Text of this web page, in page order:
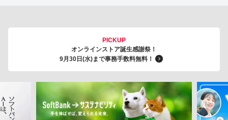
PICKUP
オンラインストア誕生感謝祭！
9月30日(水)まで事務手数料無料！